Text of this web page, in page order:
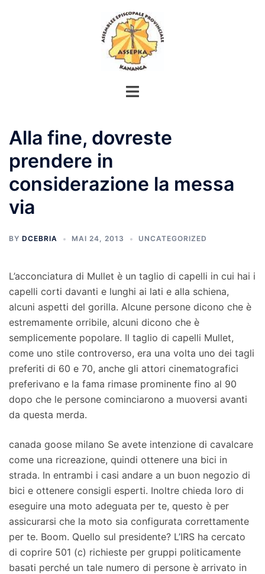
Alla fine, dovreste
prendere in
considerazione la messa
via
BY DCEBRIA MAI 24, 2013 UNCATEGORIZED
L’acconciatura di Mullet è un taglio di capelli in cui hai i
capelli corti davanti e lunghi ai lati e alla schiena,
alcuni aspetti del gorilla. Alcune persone dicono che è
estremamente orribile, alcuni dicono che è
semplicemente popolare. Il taglio di capelli Mullet,
come uno stile controverso, era una volta uno dei tagli
preferiti di 60 e 70, anche gli attori cinematografici
preferivano e la fama rimase prominente fino al 90
dopo che le persone cominciarono a muoversi avanti
da questa merda.
canada goose milano Se avete intenzione di cavalcare
come una ricreazione, quindi ottenere una bici in
strada. In entrambi i casi andare a un buon negozio di
bici e ottenere consigli esperti. Inoltre chieda loro di
eseguire una moto adeguata per te, questo è per
assicurarsi che la moto sia configurata correttamente
per te. Boom. Quello sul presidente? L’IRS ha cercato
di coprire 501 (c) richieste per gruppi politicamente
basati perché un tale numero di persone è arrivato in